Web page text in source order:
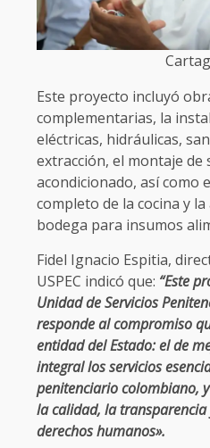
Este proyecto incluyó
complementarias, la
eléctricas, hidráulicas,
extracción, el montaje de
acondicionado, así como
completo de la cocina y la
bodega para insumos
Fidel Ignacio Espitia,
USPEC indicó que: “Este
Unidad de Servicios
responde al compromiso
entidad del Estado: el de
integral los servicios
penitenciario colombiano,
la calidad, la
derechos humanos».